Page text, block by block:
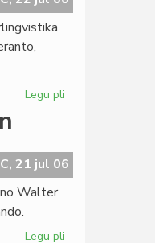
Legu pli
la
kreskon
21 jul 06
Walter
Legu pli